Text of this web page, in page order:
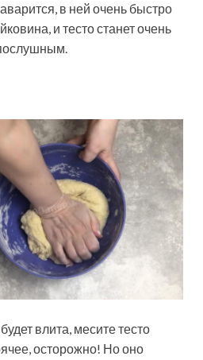
в ней очень быстро
и тесто станет очень
влита, месите тесто
осторожно! Но оно